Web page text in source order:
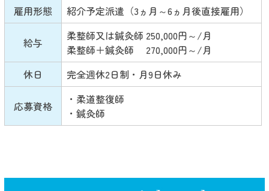
雇用形態
紹介予定派遣（3ヵ月～6ヵ月後直接雇用）
給与
柔整師又は鍼灸師 250,000円～/月
柔整師＋鍼灸師 270,000円～/月
休日
完全週休2日制・月9日休み
応募資格
・柔道整復師
・鍼灸師